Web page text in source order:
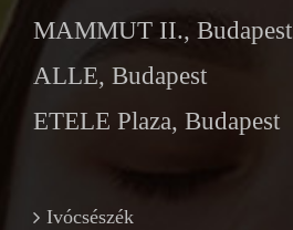
MAMMUT II., Budapest
ALLE, Budapest
ETELE Plaza, Budapest
Ivócsészék